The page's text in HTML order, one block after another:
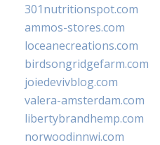
301nutritionspot.com
ammos-stores.com
loceanecreations.com
birdsongridgefarm.com
joiedevivblog.com
valera-amsterdam.com
libertybrandhemp.com
norwoodinnwi.com